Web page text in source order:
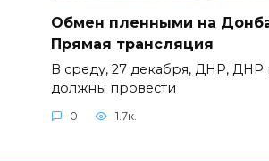
Обмен пленными на
Прямая трансляция
В среду, 27 декабря, ДНР, ДНР
должны провести
0 1.7к.